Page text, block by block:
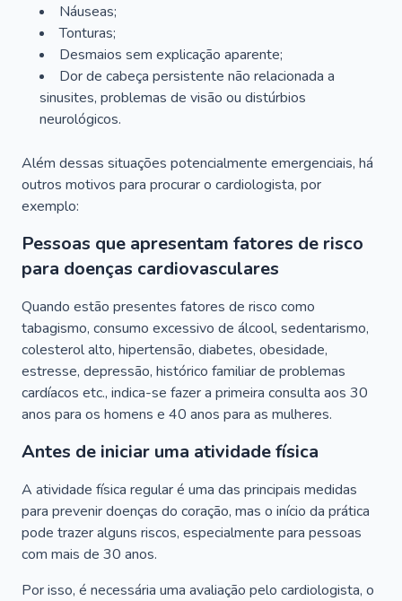
Náuseas;
Tonturas;
Desmaios sem explicação aparente;
Dor de cabeça persistente não relacionada a
sinusites, problemas de visão ou distúrbios
neurológicos.
Além dessas situações potencialmente emergenciais, há
outros motivos para procurar o cardiologista, por
exemplo:
Pessoas que apresentam fatores de risco
para doenças cardiovasculares
Quando estão presentes fatores de risco como
tabagismo, consumo excessivo de álcool, sedentarismo,
colesterol alto, hipertensão, diabetes, obesidade,
estresse, depressão, histórico familiar de problemas
cardíacos etc., indica-se fazer a primeira consulta aos 30
anos para os homens e 40 anos para as mulheres.
Antes de iniciar uma atividade física
A atividade física regular é uma das principais medidas
para prevenir doenças do coração, mas o início da prática
pode trazer alguns riscos, especialmente para pessoas
com mais de 30 anos.
Por isso, é necessária uma avaliação pelo cardiologista, o